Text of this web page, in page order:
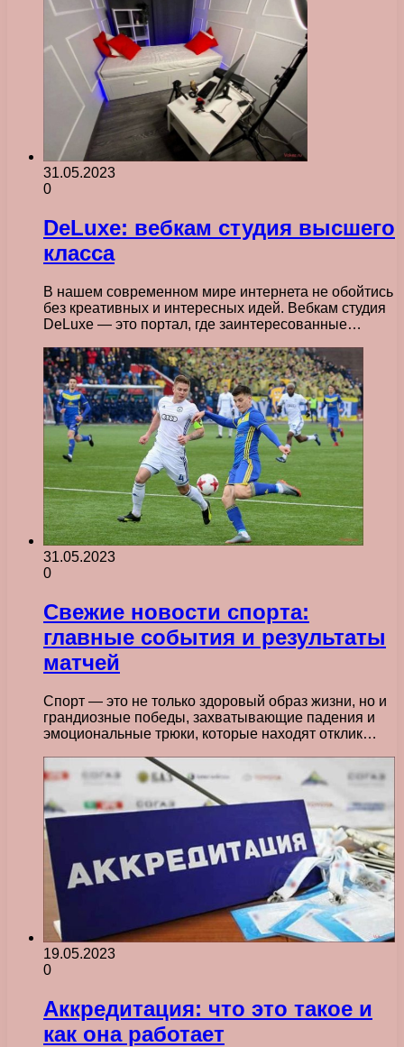
31.05.2023
0
DeLuxe: вебкам студия высшего
класса
В нашем современном мире интернета не обойтись
без креативных и интересных идей. Вебкам студия
DeLuxe — это портал, где заинтересованные…
31.05.2023
0
Свежие новости спорта:
главные события и результаты
матчей
Спорт — это не только здоровый образ жизни, но и
грандиозные победы, захватывающие падения и
эмоциональные трюки, которые находят отклик…
19.05.2023
0
Аккредитация: что это такое и
как она работает